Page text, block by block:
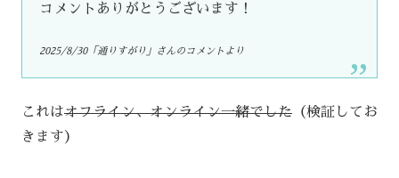
コメントありがとうございます！
2025/8/30「通りすがり」さんのコメントより
これはオフライン、オンライン一緒でした （検証してお
きます）